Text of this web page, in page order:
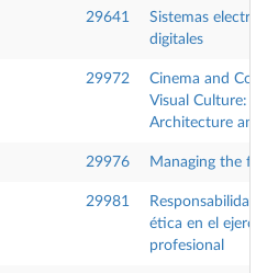
29641
Sistemas
digitales
29972
Cinema and
Visual Culture:
Architecture and
29976 Managing the
29981
Responsabilidad
ética en el
profesional